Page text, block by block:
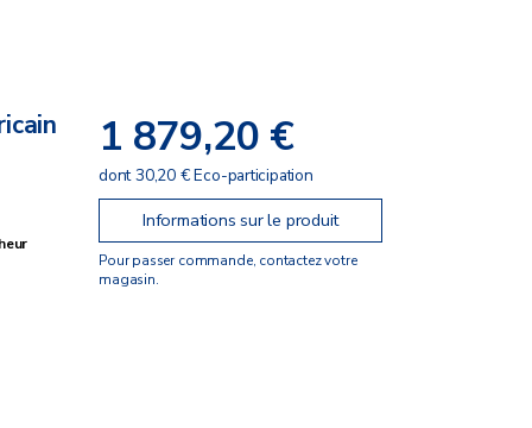
1 879,20 €
dont 30,20 € Eco-participation
Informations sur le produit
Pour passer commande, contactez votre
magasin.